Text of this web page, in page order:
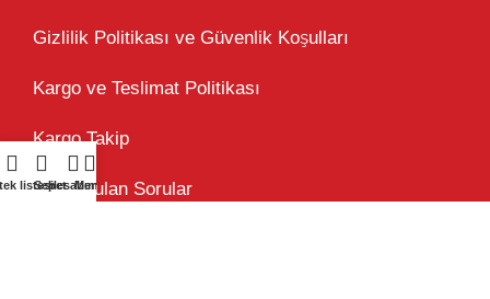
Gizlilik Politikası ve Güvenlik Koşulları
Kargo ve Teslimat Politikası
Kargo Takip
Sık Sorulan Sorular
listesi
SepetHesabım
Menü